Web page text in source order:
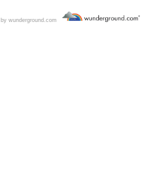
wunderground.com